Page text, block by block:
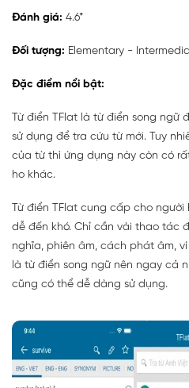
Đánh giá: 4.6*
Đối tượng: Elementary -
Đặc điểm nổi bật:
Từ điển TFlat là từ điển song ngữ
sử dụng để tra cứu từ mới. Tuy
của từ thì ứng dụng này còn có
ho khác.
Từ điển TFlat cung cấp cho
dễ đến khó. Chỉ cần vài thao tác
nghĩa, phiên âm, cách phát âm,
là từ điển song ngữ nên ngay cả
cũng có thể dễ dàng sử dụng.